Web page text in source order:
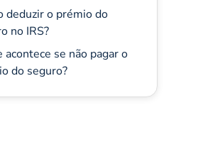
deduzir o prémio do
no IRS?
acontece se não pagar o
do seguro?